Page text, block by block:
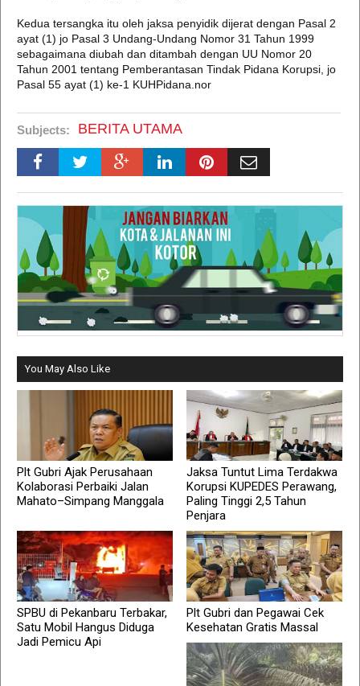
Kedua tersangka itu oleh jaksa penyidik dijerat dengan Pasal 2
ayat (1) jo Pasal 3 Undang-Undang Nomor 31 Tahun 1999
sebagaimana diubah dan ditambah dengan UU Nomor 20
Tahun 2001 tentang Pemberantasan Tindak Pidana Korupsi, jo
Pasal 55 ayat (1) ke-1 KUHPidana.nor
Subjects: BERITA UTAMA
You May Also Like
Plt Gubri Ajak Perusahaan
Kolaborasi Perbaiki Jalan
Mahato–Simpang Manggala
Jaksa Tuntut Lima Terdakwa
Korupsi KUPEDES Perawang,
Paling Tinggi 2,5 Tahun
Penjara
SPBU di Pekanbaru Terbakar,
Satu Mobil Hangus Diduga
Jadi Pemicu Api
Plt Gubri dan Pegawai Cek
Kesehatan Gratis Massal